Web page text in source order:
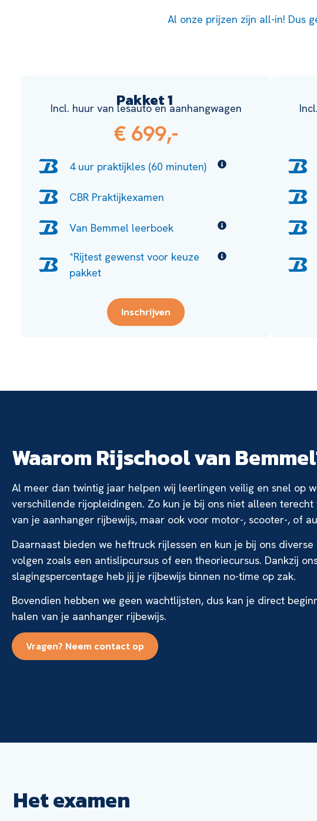
Al onze prijzen zijn all-in! Dus
Pakket 1
Incl. huur van lesauto en aanhangwagen
€ 699,-
4 uur praktijkles (60 minuten)
CBR Praktijkexamen
Van Bemmel leerboek
*Rijtest gewenst voor keuze
pakket
Inschrijven
Waarom Rijschool van
Al meer dan twintig jaar helpen wij leerlingen veilig en snel op
verschillende rijopleidingen. Zo kun je bij ons niet alleen
van je aanhanger rijbewijs, maar ook voor motor-, scooter-, of
Daarnaast bieden we heftruck rijlessen en kun je bij ons diverse
volgen zoals een antislipcursus of een theoriecursus. Dankzij
slagingspercentage heb jij je rijbewijs binnen no-time op zak.
Bovendien hebben we geen wachtlijsten, dus kan je direct
halen van je aanhanger rijbewijs.
Vragen? Neem contact op
Het examen